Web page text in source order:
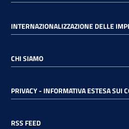
INTERNAZIONALIZZAZIONE DELLE
CHI SIAMO
PRIVACY - INFORMATIVA ESTESA SUI
RSS FEED